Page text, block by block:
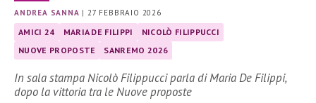
ANDREA SANNA | 27 FEBBRAIO 2026
AMICI 24 MARIA DE FILIPPI
NICOLÒ FILIPPUCCI
NUOVE PROPOSTE
SANREMO 2026
In sala stampa Nicolò Filippucci parla di Maria De Filippi,
dopo la vittoria tra le Nuove proposte